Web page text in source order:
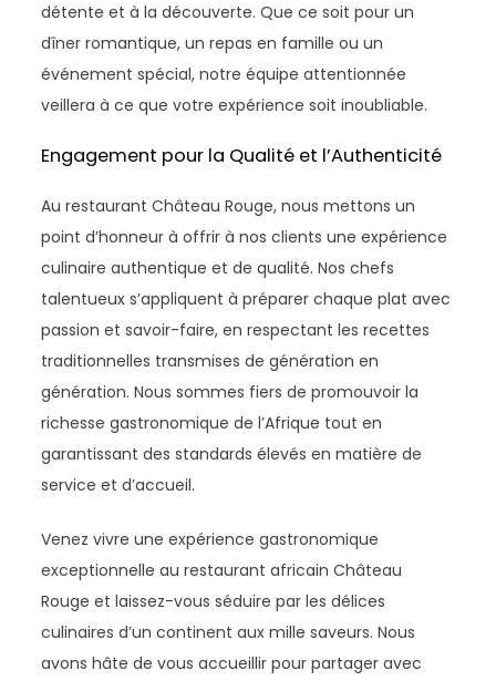
détente et à la découverte. Que ce soit pour un
dîner romantique, un repas en famille ou un
événement spécial, notre équipe attentionnée
veillera à ce que votre expérience soit inoubliable.
Engagement pour la Qualité et l’Authenticité
Au restaurant Château Rouge, nous mettons un
point d’honneur à offrir à nos clients une expérience
culinaire authentique et de qualité. Nos chefs
talentueux s’appliquent à préparer chaque plat avec
passion et savoir-faire, en respectant les recettes
traditionnelles transmises de génération en
génération. Nous sommes fiers de promouvoir la
richesse gastronomique de l’Afrique tout en
garantissant des standards élevés en matière de
service et d’accueil.
Venez vivre une expérience gastronomique
exceptionnelle au restaurant africain Château
Rouge et laissez-vous séduire par les délices
culinaires d’un continent aux mille saveurs. Nous
avons hâte de vous accueillir pour partager avec